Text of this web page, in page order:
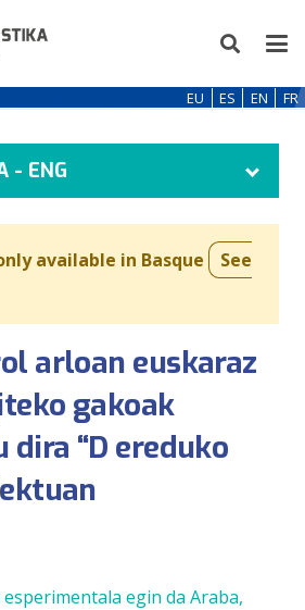
EU ES EN FR
- ENG
available in Basque
See
arloan euskaraz
gakoak
“D ereduko
egin da Araba,